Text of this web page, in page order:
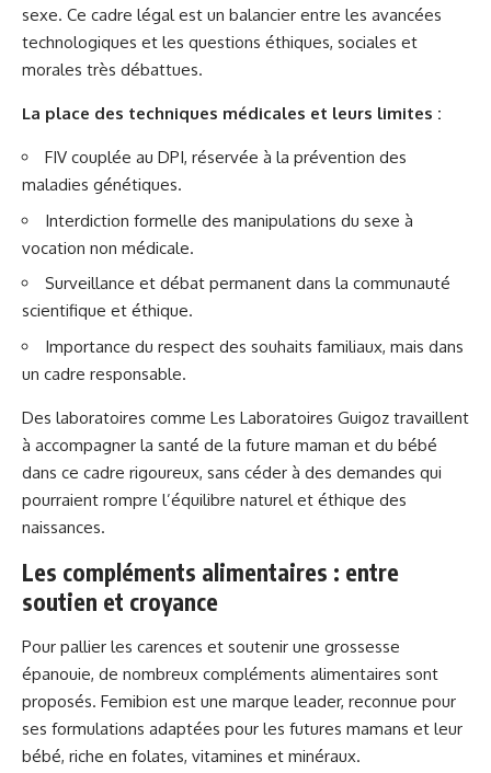
sexe. Ce cadre légal est un balancier entre les avancées
technologiques et les questions éthiques, sociales et
morales très débattues.
La place des techniques médicales et leurs limites :
FIV couplée au DPI, réservée à la prévention des
maladies génétiques.
Interdiction formelle des manipulations du sexe à
vocation non médicale.
Surveillance et débat permanent dans la communauté
scientifique et éthique.
Importance du respect des souhaits familiaux, mais dans
un cadre responsable.
Des laboratoires comme Les Laboratoires Guigoz travaillent
à accompagner la santé de la future maman et du bébé
dans ce cadre rigoureux, sans céder à des demandes qui
pourraient rompre l’équilibre naturel et éthique des
naissances.
Les compléments alimentaires : entre
soutien et croyance
Pour pallier les carences et soutenir une grossesse
épanouie, de nombreux compléments alimentaires sont
proposés. Femibion est une marque leader, reconnue pour
ses formulations adaptées pour les futures mamans et leur
bébé, riche en folates, vitamines et minéraux.